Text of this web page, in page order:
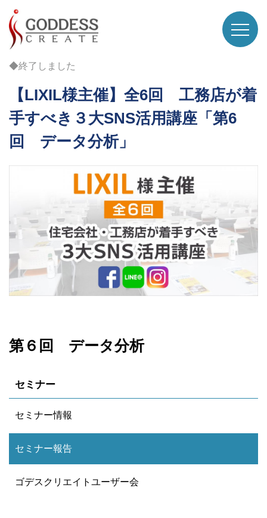
◆終了しました
【LIXIL様主催】全6回 工務店が着
手すべき３大SNS活用講座「第6
回 データ分析」
第６回 データ分析
セミナー
セミナー情報
セミナー報告
ゴデスクリエイトユーザー会